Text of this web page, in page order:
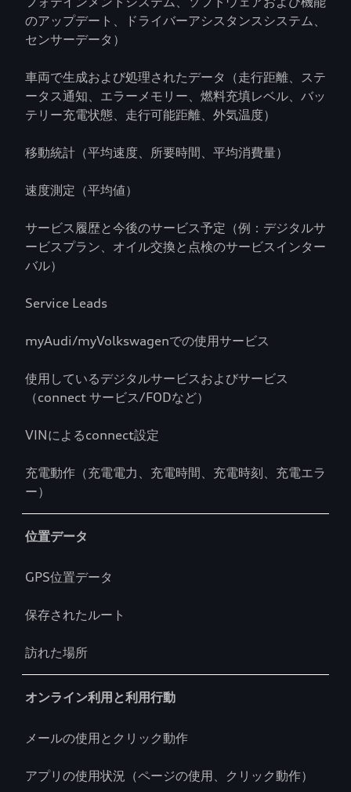
のアップデート、ドライバーアシスタンスシステム、
センサーデータ）
車両で生成および処理されたデータ（走行距離、ステ
ータス通知、エラーメモリー、燃料充填レベル、バッ
テリー充電状態、走行可能距離、外気温度）
移動統計（平均速度、所要時間、平均消費量）
速度測定（平均値）
サービス履歴と今後のサービス予定（例：デジタルサ
ービスプラン、オイル交換と点検のサービスインター
バル）
Service Leads
myAudi/myVolkswagenでの使用サービス
使用しているデジタルサービスおよびサービス
（connect サービス/FODなど）
VINによるconnect設定
充電動作（充電電力、充電時間、充電時刻、充電エラ
ー）
位置データ
GPS位置データ
保存されたルート
訪れた場所
オンライン利用と利用行動
メールの使用とクリック動作
アプリの使用状況（ページの使用、クリック動作）